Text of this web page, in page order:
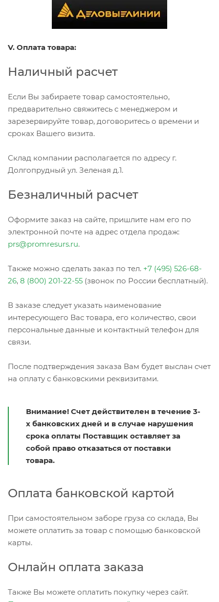
V. Оплата товара:
Наличный расчет
Если Вы забираете товар самостоятельно,
предварительно свяжитесь с менеджером и
зарезервируйте товар, договоритесь о времени и
сроках Вашего визита.
Склад компании располагается по адресу г.
Долгопрудный ул. Зеленая д.1.
Безналичный расчет
Оформите заказ на сайте, пришлите нам его по
электронной почте на адрес отдела продаж:
prs@promresurs.ru.
Также можно сделать заказ по тел. +7 (495) 526-68-
26, 8 (800) 201-22-55 (звонок по России бесплатный).
В заказе следует указать наименование
интересующего Вас товара, его количество, свои
персональные данные и контактный телефон для
связи.
После подтверждения заказа Вам будет выслан счет
на оплату с банковскими реквизитами.
Внимание! Счет действителен в течение 3-
х банковских дней и в случае нарушения
срока оплаты Поставщик оставляет за
собой право отказаться от поставки
товара.
Оплата банковской картой
При самостоятельном заборе груза со склада, Вы
можете оплатить за товар с помощью банковской
карты.
Онлайн оплата заказа
Также Вы можете оплатить покупку через сайт.